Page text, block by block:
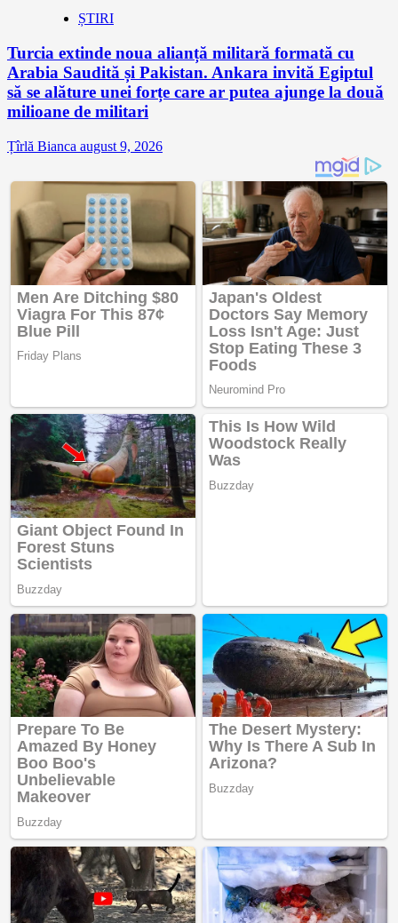
ȘTIRI
Turcia extinde noua alianță militară formată cu
Arabia Saudită și Pakistan. Ankara invită Egiptul
să se alăture unei forțe care ar putea ajunge la două
milioane de militari
Țîrlă Bianca august 9, 2026